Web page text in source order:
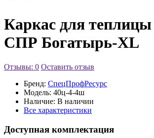
Каркас для
СПР Богатырь-XL
Отзывы: 0 Оставить отзыв
Бренд: СпецПрофРесурс
Модель: 40ц-4-4ш
Наличие: В наличии
Все характеристики
Доступная комплектация